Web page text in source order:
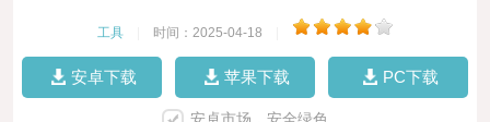
工具 时间：2025-04-18
安卓下载 苹果下载 PC下载
安卓市场，安全绿色